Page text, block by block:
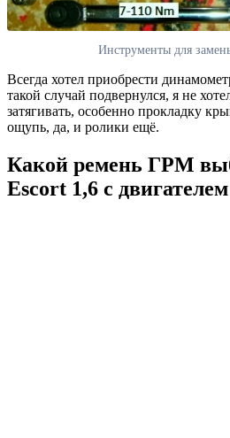
Инструменты для
Всегда хотел приобрести
такой случай подвернулся, я не
затягивать, особенно прокладку
ощупь, да, и ролики ещё.
Какой ремень ГРМ
Escort 1,6 с